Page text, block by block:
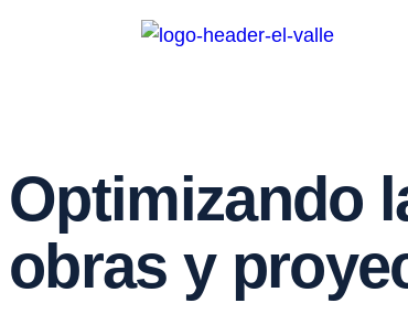
Optimizando
obras y